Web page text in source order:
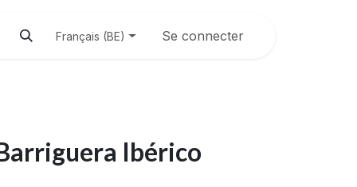
Français (BE) Se connecter
Ibérico